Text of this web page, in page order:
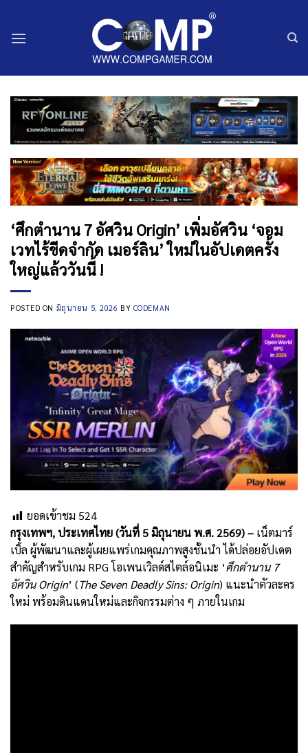
‘ศึกตำนาน 7 อัศวิน Origin’ เพิ่มอัศวิน ‘จอม
เวทไร้ขีดจำกัด เมอร์ลิน’ ใหม่ในอัปเดตครั้ง
ใหญ่แล้ววันนี้ !
POSTED ON มิถุนายน 5, 2026 BY CODEMAN
ยอดเข้าชม 524
กรุงเทพฯ,ประเทศไทย(วันที่ 5มิถุนายน พ.ศ. 2569) – เน็ตมาร์
เบิ้ล ผู้พัฒนาและผู้เผยแพร่เกมคุณภาพสูงชั้นนำ ได้ปล่อยอัปเดต
สำคัญสำหรับเกม RPG โอเพนเวิลด์สไตล์อนิเมะ ‘ศึกตำนาน 7
อัศวินOrigin’ (The Seven Deadly Sins: Origin) แนะนำตัวละคร
ใหม่ พร้อมดินแดนใหม่และกิจกรรมต่าง ๆ ภายในเกม